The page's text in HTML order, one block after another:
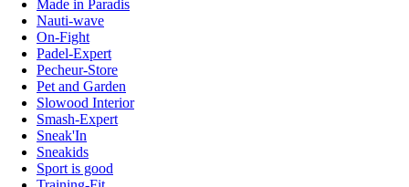
Made in Paradis
Nauti-wave
On-Fight
Padel-Expert
Pecheur-Store
Pet and Garden
Slowood Interior
Smash-Expert
Sneak'In
Sneakids
Sport is good